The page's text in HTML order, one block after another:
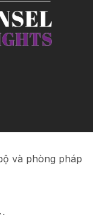
và phòng pháp